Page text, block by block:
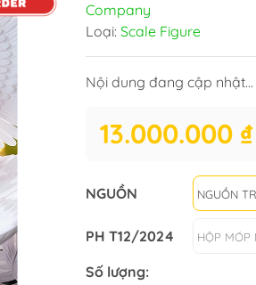
Company
Loại: Scale Figure
Nội dung đang cập nhật...
13.000.000 ₫
NGUỒN NGUỒN
PH T12/2024 HỘP MÓP
Số lượng: